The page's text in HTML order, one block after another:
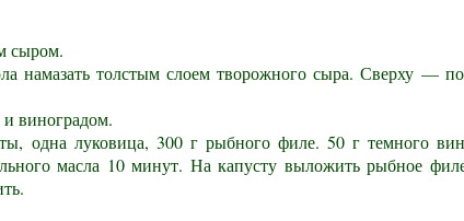
сыром.
намазать толстым слоем творожного сыра. Сверху —
виноградом.
одна луковица, 300 г рыбного филе. 50 г темного
масла 10 минут. На капусту выложить рыбное